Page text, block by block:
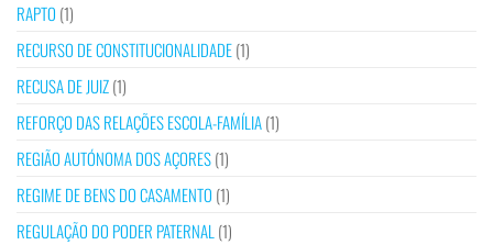
RAPTO (1)
RECURSO DE CONSTITUCIONALIDADE(1)
RECUSA DE JUIZ(1)
REFORÇO DAS RELAÇÕES ESCOLA-FAMÍLIA(1)
REGIÃO AUTÓNOMA DOS AÇORES(1)
REGIME DE BENS DO CASAMENTO (1)
REGULAÇÃO DO PODER PATERNAL (1)